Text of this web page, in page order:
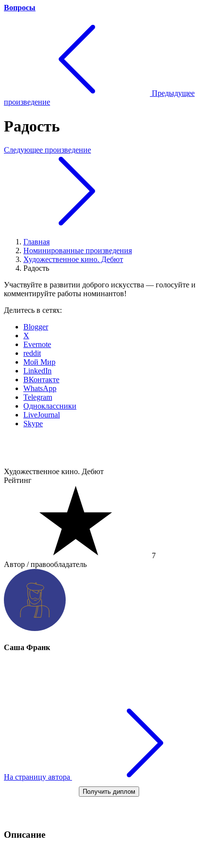
Вопросы
Предыдущее
произведение
Радость
Следующее произведение
Главная
Номинированные произведения
Художественное кино. Дебют
Радость
Участвуйте в развитии доброго искусства — голосуйте и
комментируйте работы номинантов!
Делитесь в сетях:
Blogger
X
Evernote
reddit
Мой Мир
LinkedIn
ВКонтакте
WhatsApp
Telegram
Одноклассники
LiveJournal
Skype
Художественное кино. Дебют
Рейтинг
7
Автор / правообладатель
Саша Франк
На страницу автора
Получить диплом
Описание